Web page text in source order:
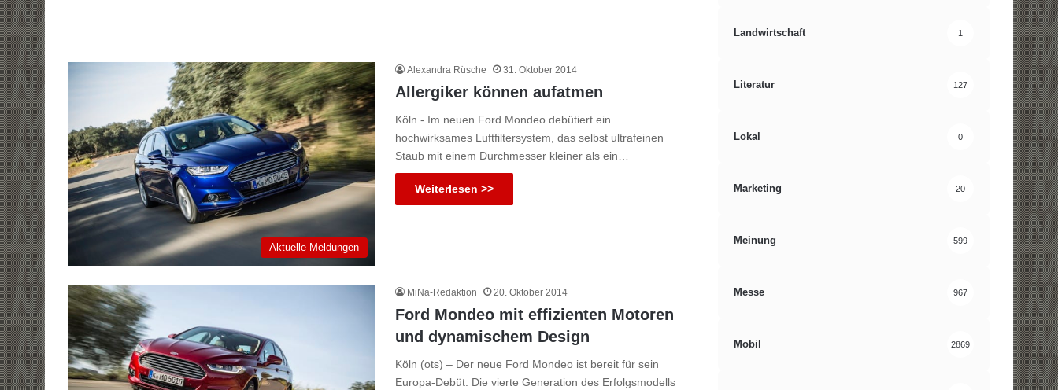
Aktuelle Meldungen
Alexandra Rüsche 31. Oktober 2014
Allergiker können aufatmen
Köln - Im neuen Ford Mondeo debütiert ein
hochwirksames Luftfiltersystem, das selbst ultrafeinen
Staub mit einem Durchmesser kleiner als ein…
Weiterlesen >>
MiNa-Redaktion 20. Oktober 2014
Ford Mondeo mit effizienten Motoren
und dynamischem Design
Köln (ots) – Der neue Ford Mondeo ist bereit für sein
Europa-Debüt. Die vierte Generation des Erfolgsmodells
Landwirtschaft 1
Literatur 127
Lokal 0
Marketing 20
Meinung 599
Messe 967
Mobil 2869